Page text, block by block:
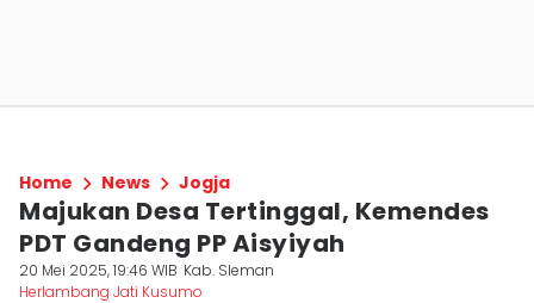
Home News Jogja
Majukan Desa Tertinggal, Kemendes
PDT Gandeng PP Aisyiyah
20 Mei 2025, 19:46 WIB Kab. Sleman
Herlambang Jati Kusumo